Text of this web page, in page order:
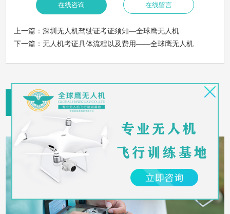
上一篇：深圳无人机驾驶证考证须知—全球鹰无人机
下一篇：无人机考证具体流程以及费用——全球鹰无人机
新闻推荐